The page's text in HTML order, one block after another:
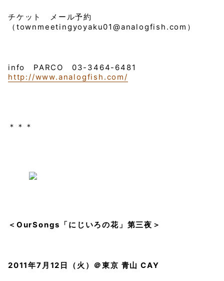
チケット メール予約
（townmeetingyoyaku01@analogfish.com）
info PARCO 03-3464-6481
http://www.analogfish.com/
＊＊＊
＜OurSongs「にじいろの花」第三夜＞
2011年7月12日（火）＠東京 青山 CAY